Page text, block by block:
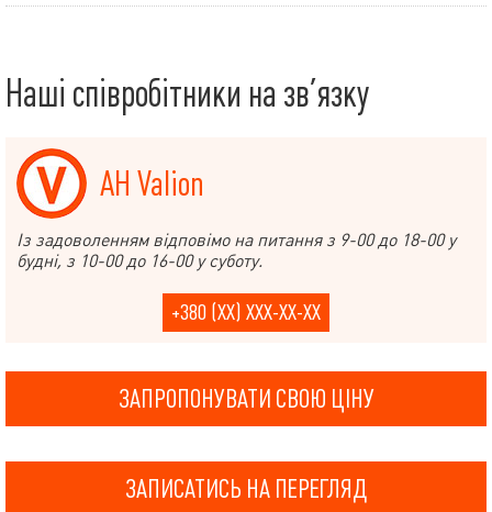
Наші співробітники на зв’язку
АН Valion
Із задоволенням відповімо на питання з 9-00 до 18-00 у
будні, з 10-00 до 16-00 у суботу.
+380 (XX) XXX-XX-XX
ЗАПРОПОНУВАТИ СВОЮ ЦІНУ
ЗАПИСАТИСЬ НА ПЕРЕГЛЯД